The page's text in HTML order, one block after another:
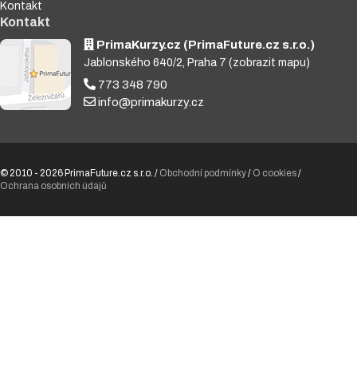
Kontakt
Kontakt
PrimaKurzy.cz (PrimaFuture.cz s.r.o.)
Jablonského 640/2, Praha 7 (zobrazit mapu)
773 348 790
info@primakurzy.cz
© 2010 - 2026 PrimaFuture.cz s.r.o. / Obchodní podmínky/ O cookies/
Ochrana osobních údajů